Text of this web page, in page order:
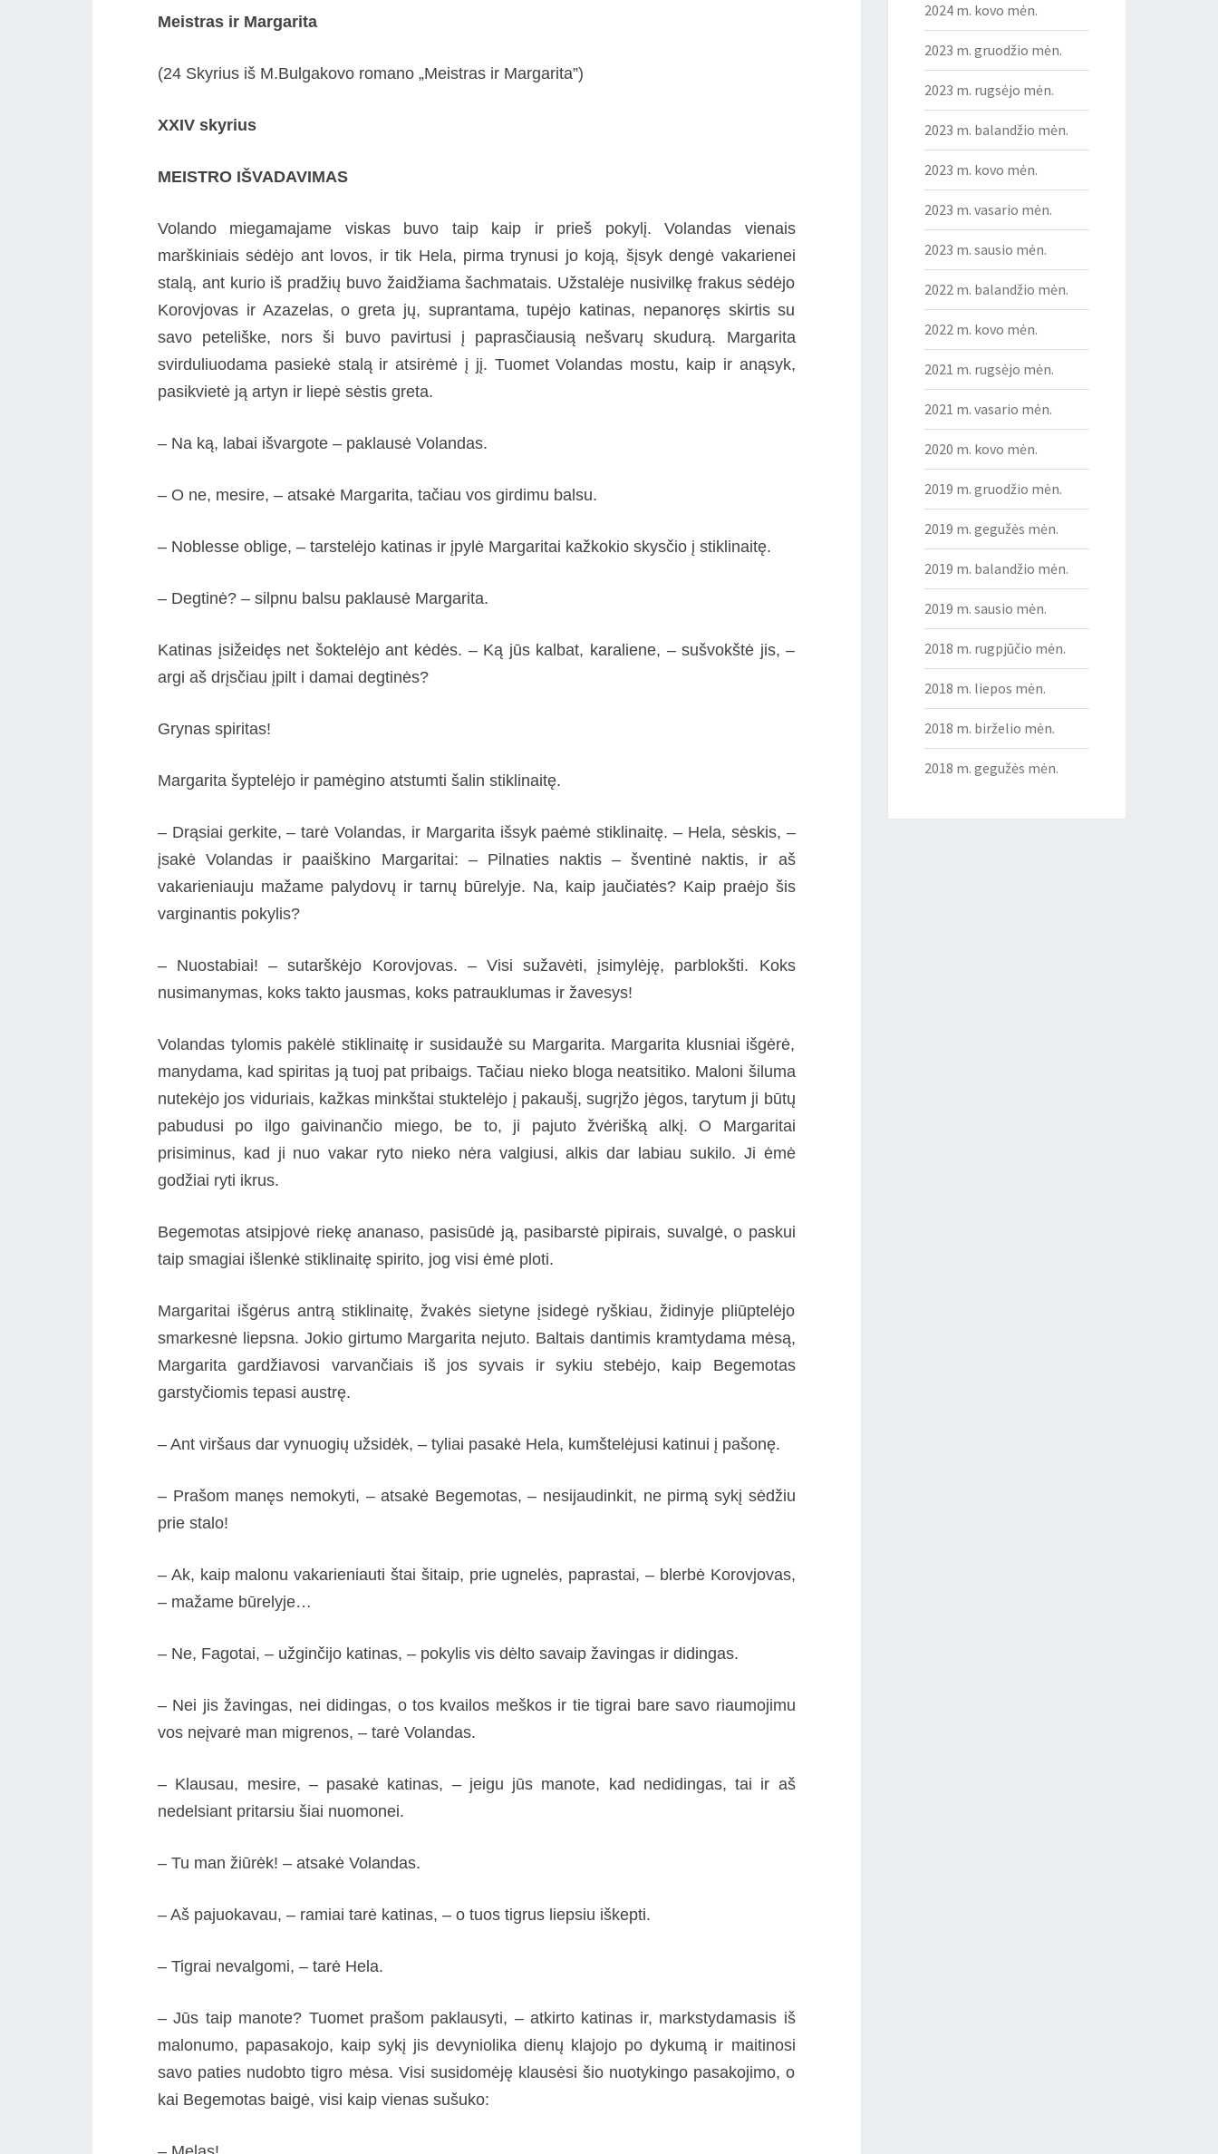
Meistras ir Margarita
(24 Skyrius iš M.Bulgakovo romano „Meistras ir Margarita”)
XXIV skyrius
MEISTRO IŠVADAVIMAS
Volando miegamajame viskas buvo taip kaip ir prieš pokylį. Volandas vienais
marškiniais sėdėjo ant lovos, ir tik Hela, pirma trynusi jo koją, šįsyk dengė vakarienei
stalą, ant kurio iš pradžių buvo žaidžiama šachmatais. Užstalėje nusivilkę frakus sėdėjo
Korovjovas ir Azazelas, o greta jų, suprantama, tupėjo katinas, nepanoręs skirtis su
savo peteliške, nors ši buvo pavirtusi į paprasčiausią nešvarų skudurą. Margarita
svirduliuodama pasiekė stalą ir atsirėmė į jį. Tuomet Volandas mostu, kaip ir anąsyk,
pasikvietė ją artyn ir liepė sėstis greta.
– Na ką, labai išvargote – paklausė Volandas.
– O ne, mesire, – atsakė Margarita, tačiau vos girdimu balsu.
– Noblesse oblige, – tarstelėjo katinas ir įpylė Margaritai kažkokio skysčio į stiklinaitę.
– Degtinė? – silpnu balsu paklausė Margarita.
Katinas įsižeidęs net šoktelėjo ant kėdės. – Ką jūs kalbat, karaliene, – sušvokštė jis, –
argi aš drįsčiau įpilt i damai degtinės?
Grynas spiritas!
Margarita šyptelėjo ir pamėgino atstumti šalin stiklinaitę.
– Drąsiai gerkite, – tarė Volandas, ir Margarita išsyk paėmė stiklinaitę. – Hela, sėskis, –
įsakė Volandas ir paaiškino Margaritai: – Pilnaties naktis – šventinė naktis, ir aš
vakarieniauju mažame palydovų ir tarnų būrelyje. Na, kaip jaučiatės? Kaip praėjo šis
varginantis pokylis?
– Nuostabiai! – sutarškėjo Korovjovas. – Visi sužavėti, įsimylėję, parblokšti. Koks
nusimanymas, koks takto jausmas, koks patrauklumas ir žavesys!
Volandas tylomis pakėlė stiklinaitę ir susidaužė su Margarita. Margarita klusniai išgėrė,
manydama, kad spiritas ją tuoj pat pribaigs. Tačiau nieko bloga neatsitiko. Maloni šiluma
nutekėjo jos viduriais, kažkas minkštai stuktelėjo į pakaušį, sugrįžo jėgos, tarytum ji būtų
pabudusi po ilgo gaivinančio miego, be to, ji pajuto žvėrišką alkį. O Margaritai
prisiminus, kad ji nuo vakar ryto nieko nėra valgiusi, alkis dar labiau sukilo. Ji ėmė
godžiai ryti ikrus.
Begemotas atsipjovė riekę ananaso, pasisūdė ją, pasibarstė pipirais, suvalgė, o paskui
taip smagiai išlenkė stiklinaitę spirito, jog visi ėmė ploti.
Margaritai išgėrus antrą stiklinaitę, žvakės sietyne įsidegė ryškiau, židinyje pliūptelėjo
smarkesnė liepsna. Jokio girtumo Margarita nejuto. Baltais dantimis kramtydama mėsą,
Margarita gardžiavosi varvančiais iš jos syvais ir sykiu stebėjo, kaip Begemotas
garstyčiomis tepasi austrę.
– Ant viršaus dar vynuogių užsidėk, – tyliai pasakė Hela, kumštelėjusi katinui į pašonę.
– Prašom manęs nemokyti, – atsakė Begemotas, – nesijaudinkit, ne pirmą sykį sėdžiu
prie stalo!
– Ak, kaip malonu vakarieniauti štai šitaip, prie ugnelės, paprastai, – blerbė Korovjovas,
– mažame būrelyje…
– Ne, Fagotai, – užginčijo katinas, – pokylis vis dėlto savaip žavingas ir didingas.
– Nei jis žavingas, nei didingas, o tos kvailos meškos ir tie tigrai bare savo riaumojimu
vos neįvarė man migrenos, – tarė Volandas.
– Klausau, mesire, – pasakė katinas, – jeigu jūs manote, kad nedidingas, tai ir aš
nedelsiant pritarsiu šiai nuomonei.
– Tu man žiūrėk! – atsakė Volandas.
– Aš pajuokavau, – ramiai tarė katinas, – o tuos tigrus liepsiu iškepti.
– Tigrai nevalgomi, – tarė Hela.
– Jūs taip manote? Tuomet prašom paklausyti, – atkirto katinas ir, markstydamasis iš
malonumo, papasakojo, kaip sykį jis devyniolika dienų klajojo po dykumą ir maitinosi
savo paties nudobto tigro mėsa. Visi susidomėję klausėsi šio nuotykingo pasakojimo, o
kai Begemotas baigė, visi kaip vienas sušuko:
2024 m. kovo mėn.
2023 m. gruodžio mėn.
2023 m. rugsėjo mėn.
2023 m. balandžio mėn.
2023 m. kovo mėn.
2023 m. vasario mėn.
2023 m. sausio mėn.
2022 m. balandžio mėn.
2022 m. kovo mėn.
2021 m. rugsėjo mėn.
2021 m. vasario mėn.
2020 m. kovo mėn.
2019 m. gruodžio mėn.
2019 m. gegužės mėn.
2019 m. balandžio mėn.
2019 m. sausio mėn.
2018 m. rugpjūčio mėn.
2018 m. liepos mėn.
2018 m. birželio mėn.
2018 m. gegužės mėn.